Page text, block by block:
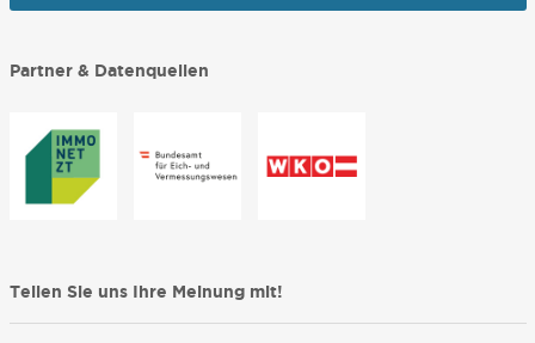
Partner & Datenquellen
Teilen Sie uns Ihre Meinung mit!